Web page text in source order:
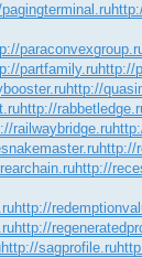
partfamily.ruhttp://
http://
http://
railwaybridge.ru
http://
http://
http://
http://
http://sagprofile.ru